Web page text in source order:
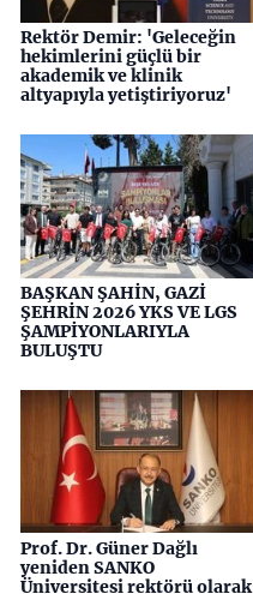
Rektör Demir: 'Geleceğin
hekimlerini güçlü bir
akademik ve klinik
altyapıyla yetiştiriyoruz'
BAŞKAN ŞAHİN, GAZİ
ŞEHRİN 2026 YKS VE LGS
ŞAMPİYONLARIYLA
BULUŞTU
Prof. Dr. Güner Dağlı
yeniden SANKO
Üniversitesi rektörü olarak